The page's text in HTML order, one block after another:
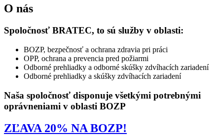
O nás
Spoločnosť BRATEC, to sú služby v oblasti:
BOZP, bezpečnosť a ochrana zdravia pri práci
OPP, ochrana a prevencia pred požiarmi
Odborné prehliadky a odborné skúšky zdvíhacích zariadení
Odborné prehliadky a skúšky zdvíhacích zariadení
Naša spoločnosť disponuje všetkými potrebnými
oprávneniami v oblasti BOZP
ZĽAVA 20% NA BOZP!